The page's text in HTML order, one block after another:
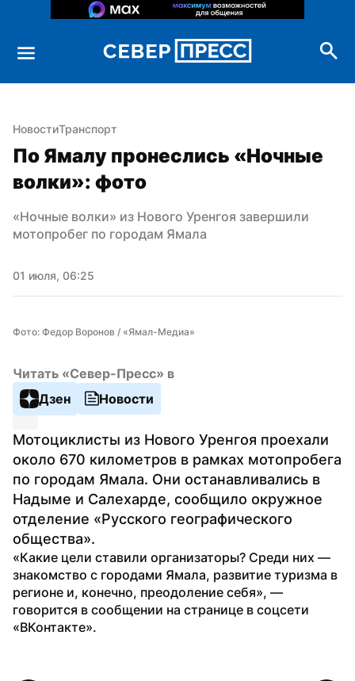
НовостиТранспорт
По Ямалу пронеслись «Ночные
волки»: фото
«Ночные волки» из Нового Уренгоя завершили
мотопробег по городам Ямала
01 июля, 06:25
Фото: Федор Воронов / «Ямал-Медиа»
Читать «Север-Пресс» в
Дзен
Новости
Мотоциклисты из Нового Уренгоя проехали
около 670 километров в рамках мотопробега
по городам Ямала. Они останавливались в
Надыме и Салехарде, сообщило окружное
отделение «Русского географического
общества».
«Какие цели ставили организаторы? Среди них —
знакомство с городами Ямала, развитие туризма в
регионе и, конечно, преодоление себя», —
говорится в сообщении на странице в соцсети
«ВКонтакте».